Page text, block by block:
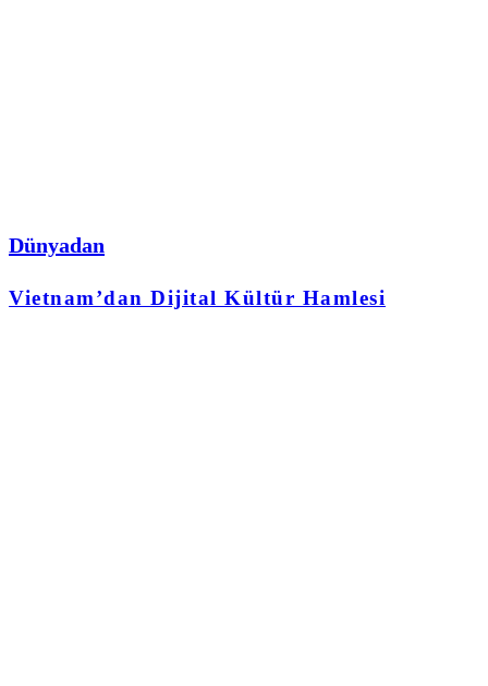
Dünyadan
Vietnam’dan Dijital Kültür Hamlesi